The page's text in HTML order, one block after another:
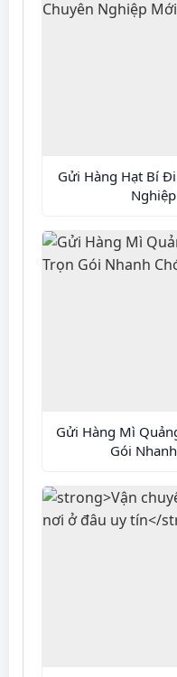
Gửi Hàng Hạt Bí Đi
Gửi Hàng Mì
Gói